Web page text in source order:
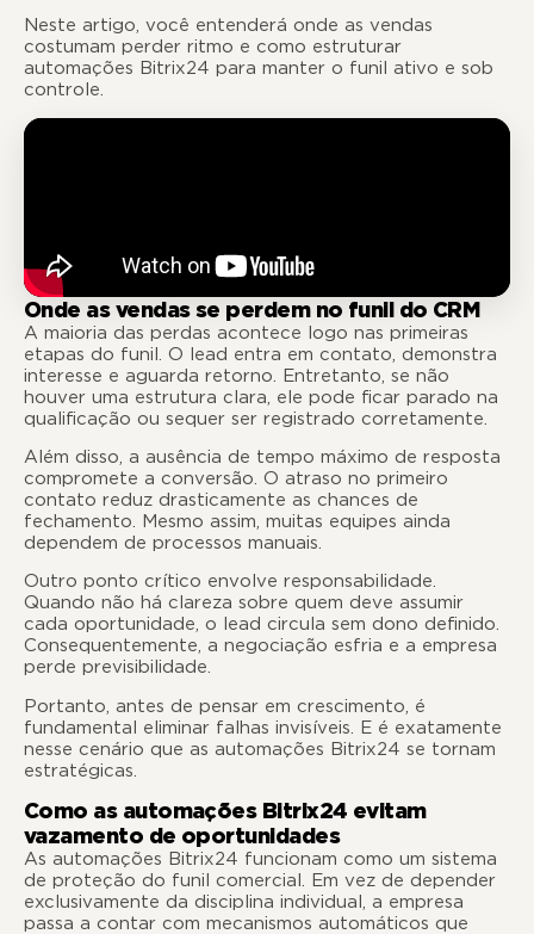
Neste artigo, você entenderá onde as vendas
costumam perder ritmo e como estruturar
automações Bitrix24 para manter o funil ativo e sob
controle.
Onde as vendas se perdem no funil do CRM
A maioria das perdas acontece logo nas primeiras
etapas do funil. O lead entra em contato, demonstra
interesse e aguarda retorno. Entretanto, se não
houver uma estrutura clara, ele pode ficar parado na
qualificação ou sequer ser registrado corretamente.
Além disso, a ausência de tempo máximo de resposta
compromete a conversão. O atraso no primeiro
contato reduz drasticamente as chances de
fechamento. Mesmo assim, muitas equipes ainda
dependem de processos manuais.
Outro ponto crítico envolve responsabilidade.
Quando não há clareza sobre quem deve assumir
cada oportunidade, o lead circula sem dono definido.
Consequentemente, a negociação esfria e a empresa
perde previsibilidade.
Portanto, antes de pensar em crescimento, é
fundamental eliminar falhas invisíveis. E é exatamente
nesse cenário que as automações Bitrix24 se tornam
estratégicas.
Como as automações Bitrix24 evitam
vazamento de oportunidades
As automações Bitrix24 funcionam como um sistema
de proteção do funil comercial. Em vez de depender
exclusivamente da disciplina individual, a empresa
passa a contar com mecanismos automáticos que